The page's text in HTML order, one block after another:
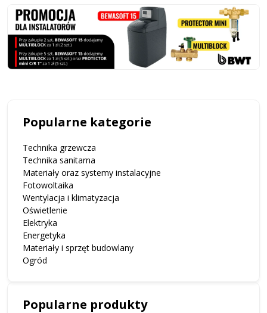
Popularne kategorie
Technika grzewcza
Technika sanitarna
Materiały oraz systemy instalacyjne
Fotowoltaika
Wentylacja i klimatyzacja
Oświetlenie
Elektryka
Energetyka
Materiały i sprzęt budowlany
Ogród
Popularne produkty